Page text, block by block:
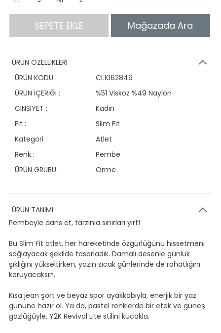
SEPETE EKLE Mağazada Ara
ÜRÜN ÖZELLİKLERİ
ÜRÜN KODU :
CL1062849
ÜRÜN İÇERİĞİ :
%51 Viskoz %49 Naylon
CİNSİYET :
Kadın
Fit :
Slim Fit
Kategori :
Atlet
Renk :
Pembe
ÜRÜN GRUBU :
Orme
ÜRÜN TANIMI
Pembeyle dans et, tarzınla sınırları yırt!
Bu Slim Fit atlet, her hareketinde özgürlüğünü hissetmeni
sağlayacak şekilde tasarladık. Damalı desenle günlük
şıklığını yükseltirken, yazın sıcak günlerinde de rahatlığını
koruyacaksın.
Kısa jean şort ve beyaz spor ayakkabıyla, enerjik bir yaz
gününe hazır ol. Ya da, pastel renklerde bir etek ve güneş
gözlüğüyle, Y2K Revival Lite stilini kucakla.